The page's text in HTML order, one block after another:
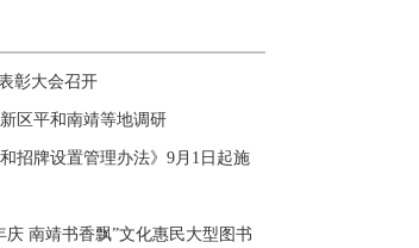
彰大会召开
区平和南靖等地调研
招牌设置管理办法》9月1日起施
庆 南靖书香飘”文化惠民大型图书